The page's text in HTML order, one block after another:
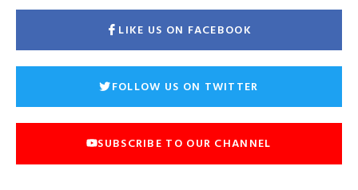
LIKE US ON FACEBOOK
FOLLOW US ON TWITTER
SUBSCRIBE TO OUR CHANNEL